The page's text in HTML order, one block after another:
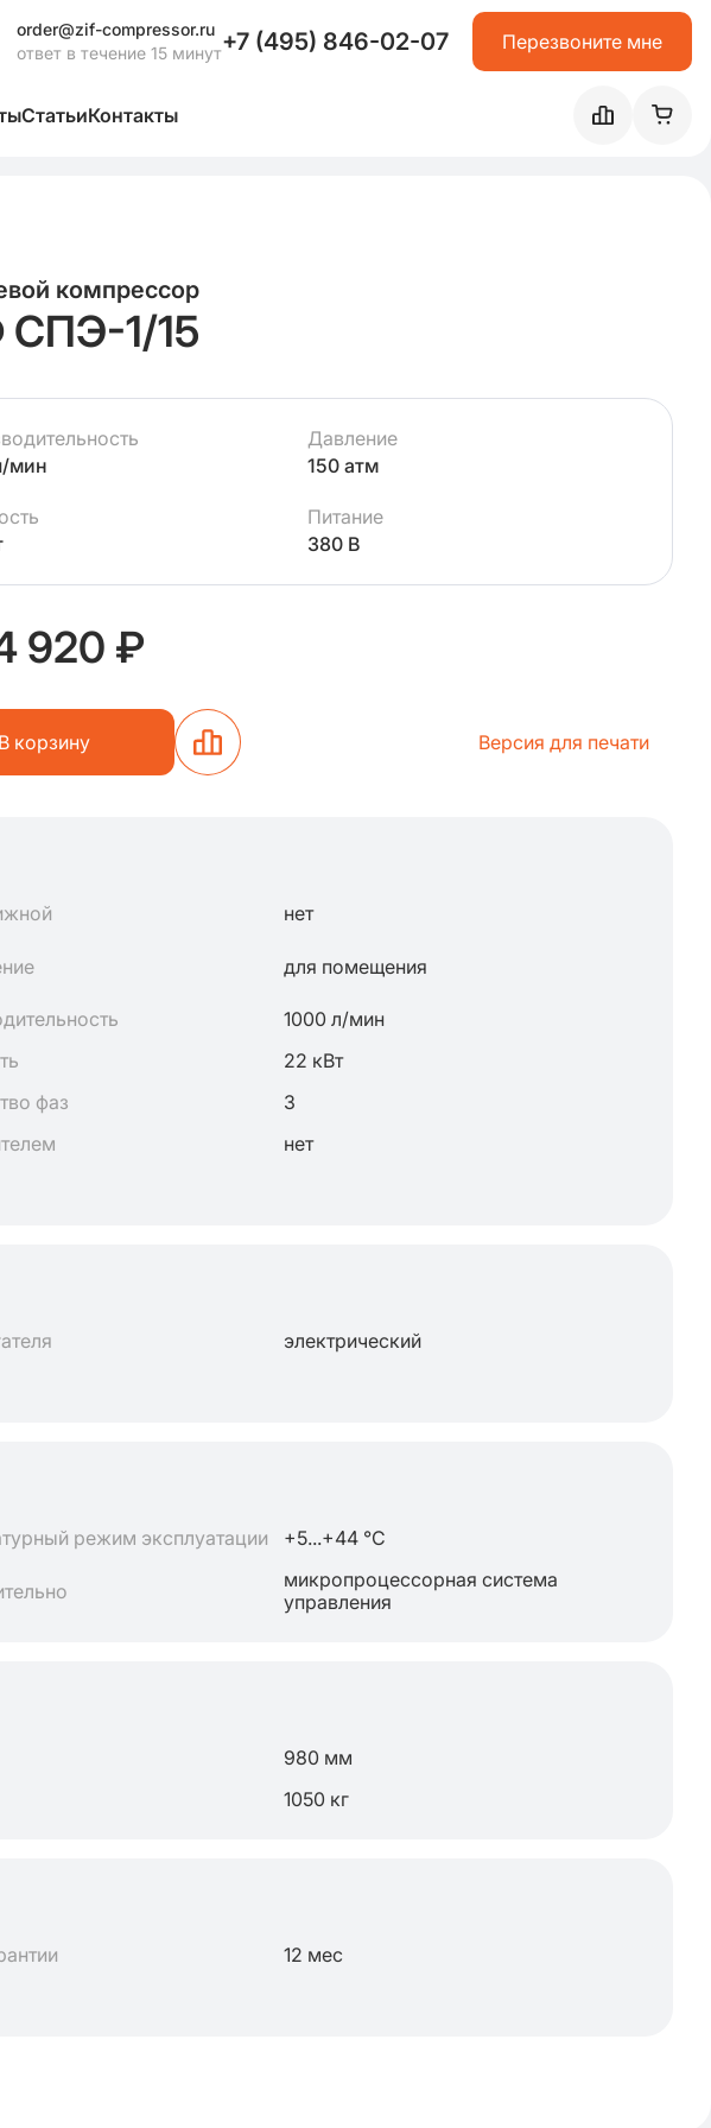
order@zif-compressor.ru
ответ в течение 15 минут+7 (495) 846-02-07 Перезвоните мне
СтатьиКонтакты
компрессор
1/15
мин
Давление
150 атм
Питание
380 В
920 ₽
В корзину Версия для печати
нет
для помещения
1000 л/мин
22 кВт
фаз
3
нет
электрический
режим эксплуатации +5...+44 °C
микропроцессорная система
управления
980 мм
1050 кг
12 мес